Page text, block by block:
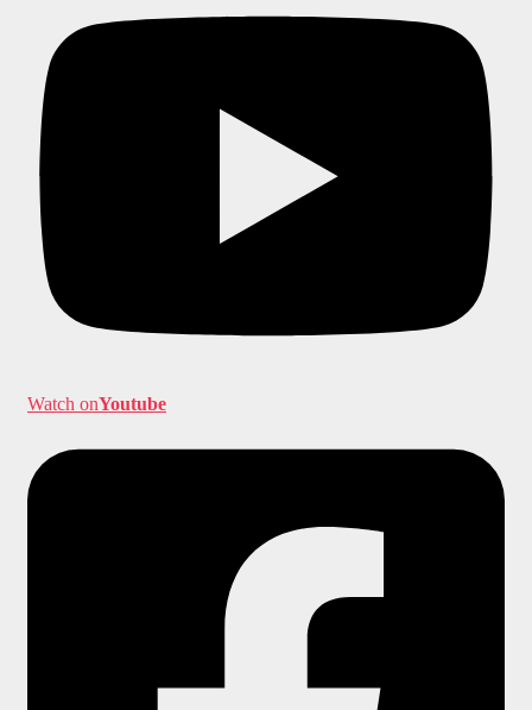
Watch onYoutube